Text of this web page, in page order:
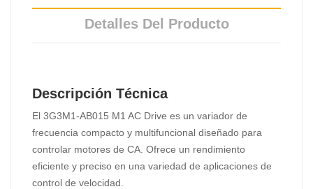
Detalles Del Producto
Descripción Técnica
El 3G3M1-AB015 M1 AC Drive es un variador de
frecuencia compacto y multifuncional diseñado para
controlar motores de CA. Ofrece un rendimiento
eficiente y preciso en una variedad de aplicaciones de
control de velocidad.